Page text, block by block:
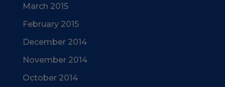
March 2015
February 2015
December 2014
November 2014
October 2014